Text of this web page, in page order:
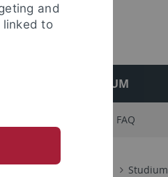
MUSEUM
FAQ
Studium
and
linked to